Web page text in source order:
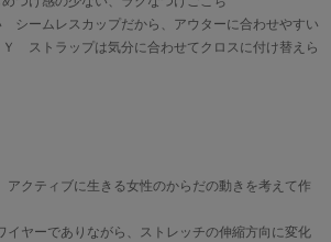
シームレスカップだから、アウターに合わせやすい
ストラップは気分に合わせてクロスに付け替えら
クティブに生きる女性のからだの動きを考えて作
イヤーでありながら、ストレッチの伸縮方向に変化